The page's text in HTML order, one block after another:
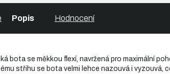
Popis Hodnocení
bota se měkkou flexí, navržená pro maximální
střihu se bota velmi lehce nazouvá i vyzouvá,